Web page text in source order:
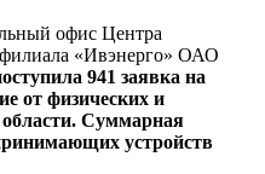
офис Центра
«Ивэнерго» ОАО
941 заявка на
от физических и
Суммарная
устройств